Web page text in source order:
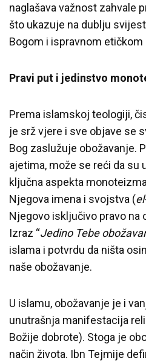
naglašava važnost zahvale
što ukazuje na dublju
Bogom i ispravnom etičkom
Pravi put i jedinstvo
Prema islamskoj teologiji,
je srž vjere i sve objave se
Bog zaslužuje obožavanje.
ajetima, može se reći da su
ključna aspekta
Njegova imena i svojstva (
Njegovo isključivo pravo na
Izraz “Jedino Tebe
islama i potvrdu da ništa
naše obožavanje.
U islamu, obožavanje je i
unutrašnja manifestacija
Božije dobrote). Stoga je
način života. Ibn Tejmije